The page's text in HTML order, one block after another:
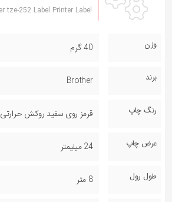
tze-252 Label Printer Label
وزن 40 گرم
برند Brother
رنگ چاپ قرمز روی سفید روکش حرارتی
عرض چاپ 24 میلیمتر
طول رول 8 متر